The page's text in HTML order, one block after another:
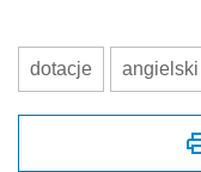
dotacje